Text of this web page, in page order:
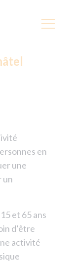
en
une
un
et 65 ans
d’être
activité